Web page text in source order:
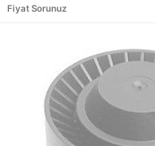
Fiyat Sorunuz